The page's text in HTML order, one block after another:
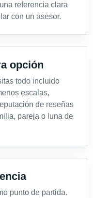
referencia clara
con un asesor.
opción
todo incluido
escalas,
de reseñas
pareja o luna de
punto de partida.